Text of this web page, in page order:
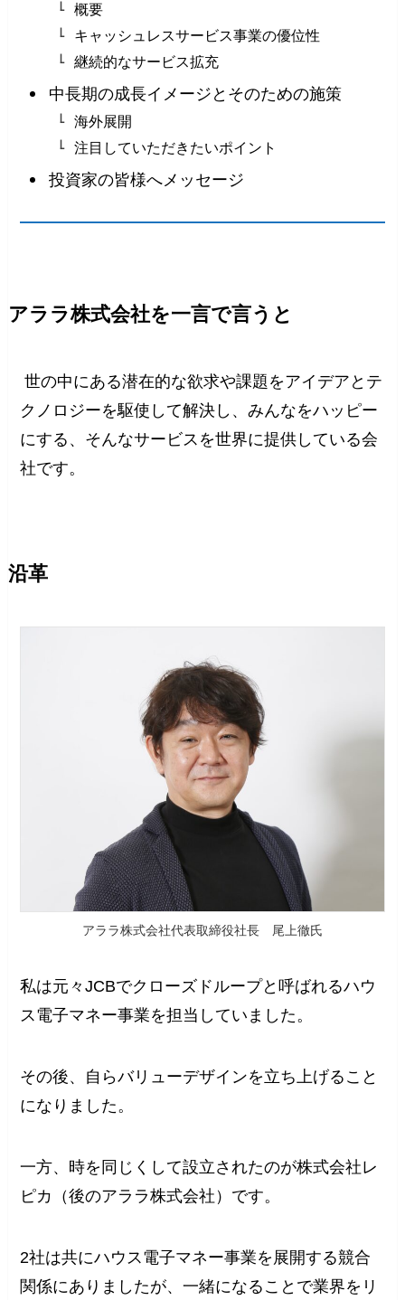
概要
キャッシュレスサービス事業の優位性
継続的なサービス拡充
中長期の成長イメージとそのための施策
海外展開
注目していただきたいポイント
投資家の皆様へメッセージ
アララ株式会社を一言で言うと
世の中にある潜在的な欲求や課題をアイデアとテ
クノロジーを駆使して解決し、みんなをハッピー
にする、そんなサービスを世界に提供している会
社です。
沿革
アララ株式会社代表取締役社長 尾上徹氏
私は元々JCBでクローズドループと呼ばれるハウ
ス電子マネー事業を担当していました。
その後、自らバリューデザインを立ち上げること
になりました。
一方、時を同じくして設立されたのが株式会社レ
ピカ（後のアララ株式会社）です。
2社は共にハウス電子マネー事業を展開する競合
関係にありましたが、一緒になることで業界をリ